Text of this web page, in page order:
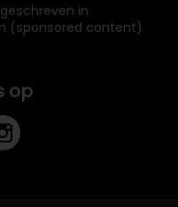
in
(sponsored content).
op